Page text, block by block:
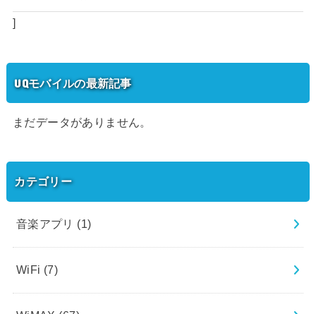
]
UQモバイルの最新記事
まだデータがありません。
カテゴリー
音楽アプリ (1)
WiFi (7)